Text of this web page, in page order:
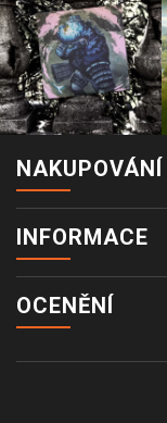
NAKUPOVÁNÍ
INFORMACE
OCENĚNÍ